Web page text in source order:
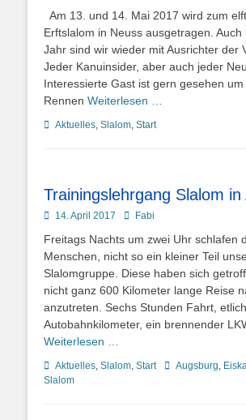
Am 13. und 14. Mai 2017 wird zum
Erftslalom in Neuss ausgetragen. Auch
Jahr sind wir wieder mit Ausrichter der
Jeder Kanuinsider, aber auch jeder
Interessierte Gast ist gern gesehen
Rennen Weiterlesen …
Kategorien
Aktuelles, Slalom, Start
Trainingslehrgang Slalom in
Posted
14. April 2017 AutorFabi
Freitags Nachts um zwei Uhr schlafen
Menschen, nicht so ein kleiner Teil
Slalomgruppe. Diese haben sich
nicht ganz 600 Kilometer lange Reise
anzutreten. Sechs Stunden Fahrt,
Autobahnkilometer, ein brennender
Weiterlesen …
Kategorien
Aktuelles, Slalom, Start Schlagworte
Augsburg,
Slalom